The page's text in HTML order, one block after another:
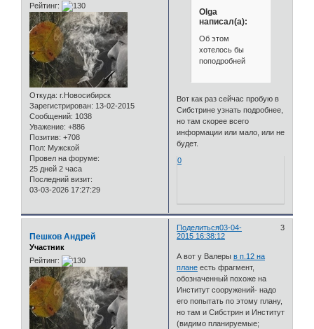
Рейтинг:
Откуда: г.Новосибирск
Зарегистрирован: 13-02-2015
Сообщений: 1038
Уважение: +886
Позитив: +708
Пол: Мужской
Провел на форуме:
25 дней 2 часа
Последний визит:
03-03-2026 17:27:29
Olga
написал(а):
Об этом
хотелось бы
поподробней
Вот как раз сейчас пробую в
Сибстрине узнать подробнее,
но там скорее всего
информации или мало, или не
будет.
0
Поделиться 3
03-04-
2015 16:38:12
Пешков Андрей
Участник
Рейтинг:
А вот у Валерыв п.12 на
плане есть фрагмент,
обозначенный похоже на
Институт сооружений- надо
его попытать по этому плану,
но там и Сибстрин и Институт
(видимо планируемые;